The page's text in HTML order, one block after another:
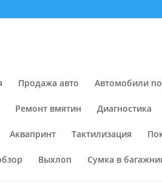
Продажа авто Автомобили
Ремонт вмятин Диагностика
Аквапринт Тактилизация
Выхлоп Сумка в